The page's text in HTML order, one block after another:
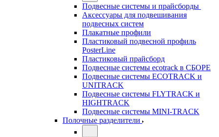
Подвесные системы и прайсборды
Аксессуары для подвешивания
подвесных систем
Плакатные профили
Пластиковый подвесной профиль
PosterLine
Пластиковый прайсборд
Подвесные системы ecotrack в СБОРЕ
Подвесные системы ECOTRACK и
UNITRACK
Подвесные системы FLYTRACK и
HIGHTRACK
Подвесные системы MINI-TRACK
Полочные разделители